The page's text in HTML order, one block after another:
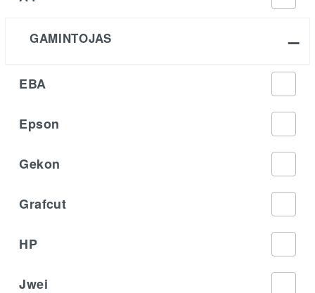
GAMINTOJAS
EBA
Epson
Gekon
Grafcut
HP
Jwei